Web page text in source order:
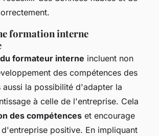
formation interne
formateur interne incluent non
des compétences des
aussi la possibilité d'adapter la
à celle de l'entreprise. Cela
des compétences et encourage
positive. En impliquant